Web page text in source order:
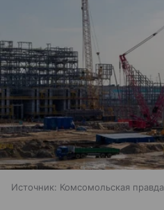
Источник: Комсомольская правда